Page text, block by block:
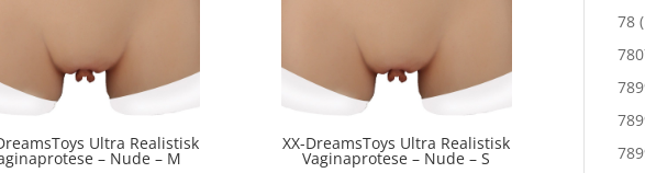
Ultra Realistisk
– Nude – M
XX-DreamsToys Ultra Realistisk
Vaginaprotese – Nude – S
78